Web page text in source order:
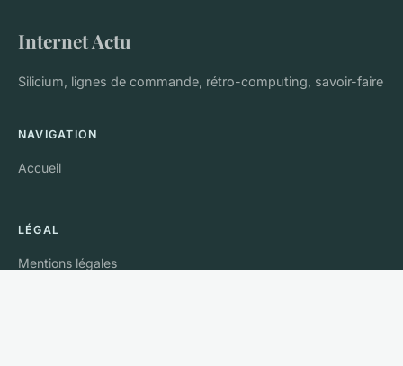
Internet Actu
Silicium, lignes de commande, rétro-computing, savoir-faire
NAVIGATION
Accueil
LÉGAL
Mentions légales